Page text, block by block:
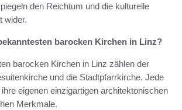
den Reichtum und die kulturelle
wider.
barocken Kirchen in Linz?
barocken Kirchen in Linz zählen der
und die Stadtpfarrkirche. Jede
eigenen einzigartigen architektonischen
Merkmale.